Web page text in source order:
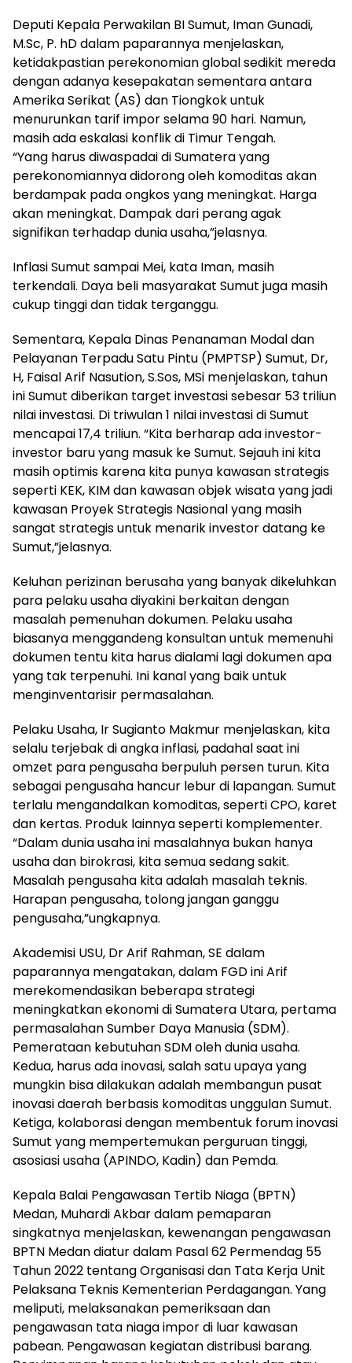
Deputi Kepala Perwakilan BI Sumut, Iman Gunadi,
M.Sc, P. hD dalam paparannya menjelaskan,
ketidakpastian perekonomian global sedikit mereda
dengan adanya kesepakatan sementara antara
Amerika Serikat (AS) dan Tiongkok untuk
menurunkan tarif impor selama 90 hari. Namun,
masih ada eskalasi konflik di Timur Tengah.
“Yang harus diwaspadai di Sumatera yang
perekonomiannya didorong oleh komoditas akan
berdampak pada ongkos yang meningkat. Harga
akan meningkat. Dampak dari perang agak
signifikan terhadap dunia usaha,”jelasnya.
Inflasi Sumut sampai Mei, kata Iman, masih
terkendali. Daya beli masyarakat Sumut juga masih
cukup tinggi dan tidak terganggu.
Sementara, Kepala Dinas Penanaman Modal dan
Pelayanan Terpadu Satu Pintu (PMPTSP) Sumut, Dr,
H, Faisal Arif Nasution, S.Sos, MSi menjelaskan, tahun
ini Sumut diberikan target investasi sebesar 53 triliun
nilai investasi. Di triwulan 1 nilai investasi di Sumut
mencapai 17,4 triliun. “Kita berharap ada investor-
investor baru yang masuk ke Sumut. Sejauh ini kita
masih optimis karena kita punya kawasan strategis
seperti KEK, KIM dan kawasan objek wisata yang jadi
kawasan Proyek Strategis Nasional yang masih
sangat strategis untuk menarik investor datang ke
Sumut,”jelasnya.
Keluhan perizinan berusaha yang banyak dikeluhkan
para pelaku usaha diyakini berkaitan dengan
masalah pemenuhan dokumen. Pelaku usaha
biasanya menggandeng konsultan untuk memenuhi
dokumen tentu kita harus dialami lagi dokumen apa
yang tak terpenuhi. Ini kanal yang baik untuk
menginventarisir permasalahan.
Pelaku Usaha, Ir Sugianto Makmur menjelaskan, kita
selalu terjebak di angka inflasi, padahal saat ini
omzet para pengusaha berpuluh persen turun. Kita
sebagai pengusaha hancur lebur di lapangan. Sumut
terlalu mengandalkan komoditas, seperti CPO, karet
dan kertas. Produk lainnya seperti komplementer.
“Dalam dunia usaha ini masalahnya bukan hanya
usaha dan birokrasi, kita semua sedang sakit.
Masalah pengusaha kita adalah masalah teknis.
Harapan pengusaha, tolong jangan ganggu
pengusaha,”ungkapnya.
Akademisi USU, Dr Arif Rahman, SE dalam
paparannya mengatakan, dalam FGD ini Arif
merekomendasikan beberapa strategi
meningkatkan ekonomi di Sumatera Utara, pertama
permasalahan Sumber Daya Manusia (SDM).
Pemerataan kebutuhan SDM oleh dunia usaha.
Kedua, harus ada inovasi, salah satu upaya yang
mungkin bisa dilakukan adalah membangun pusat
inovasi daerah berbasis komoditas unggulan Sumut.
Ketiga, kolaborasi dengan membentuk forum inovasi
Sumut yang mempertemukan perguruan tinggi,
asosiasi usaha (APINDO, Kadin) dan Pemda.
Kepala Balai Pengawasan Tertib Niaga (BPTN)
Medan, Muhardi Akbar dalam pemaparan
singkatnya menjelaskan, kewenangan pengawasan
BPTN Medan diatur dalam Pasal 62 Permendag 55
Tahun 2022 tentang Organisasi dan Tata Kerja Unit
Pelaksana Teknis Kementerian Perdagangan. Yang
meliputi, melaksanakan pemeriksaan dan
pengawasan tata niaga impor di luar kawasan
pabean. Pengawasan kegiatan distribusi barang.